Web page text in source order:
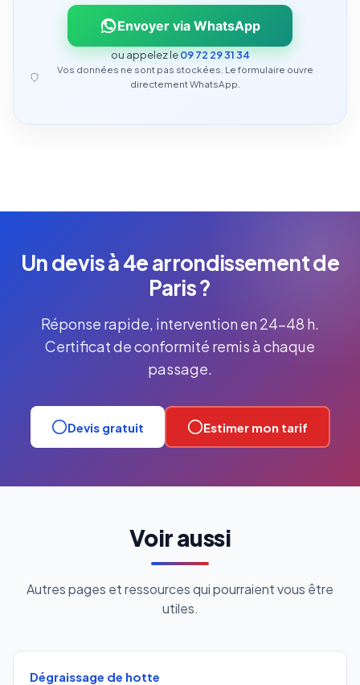
Envoyer via WhatsApp
ou appelez le09 72 29 31 34
Vos données ne sont pas stockées. Le formulaire ouvre
directement WhatsApp.
Un devis à 4e arrondissement de
Paris ?
Réponse rapide, intervention en 24-48 h.
Certificat de conformité remis à chaque
passage.
Devis gratuit Estimer mon tarif
Voir aussi
Autres pages et ressources qui pourraient vous être
utiles.
Dégraissage de hotte